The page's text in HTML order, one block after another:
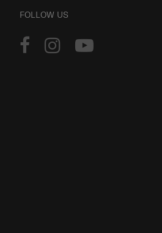
FOLLOW US